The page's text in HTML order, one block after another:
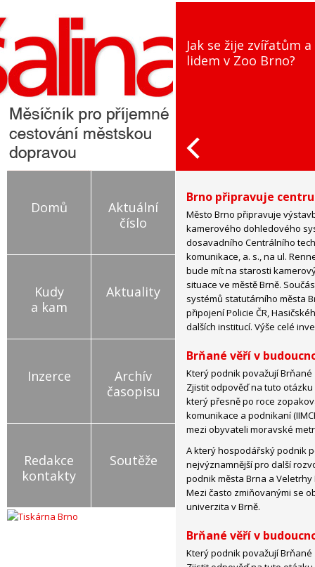
Jak se žije zvířatům a
lidem v Zoo Brno?
Domů
Aktuální
číslo
Kudy
a kam
Aktuality
Inzerce
Archív
časopisu
Redakce
kontakty
Soutěže
Brno připravuje
Město Brno připravuje
kamerového dohledového
dosavadního Centrálního
komunikace, a. s., na ul.
bude mít na starosti
situace ve městě Brně.
systémů statutárního města
připojení Policie ČR,
dalších institucí. Výše celé
Brňané věří v
Který podnik považují
Zjistit odpověď na tuto
který přesně po roce
komunikace a podnikaní
mezi obyvateli moravské
A který hospodářský podnik
nejvýznamnější pro další
podnik města Brna a
Mezi často zmiňovanými se
univerzita v Brně.
Brňané věří v
Který podnik považují